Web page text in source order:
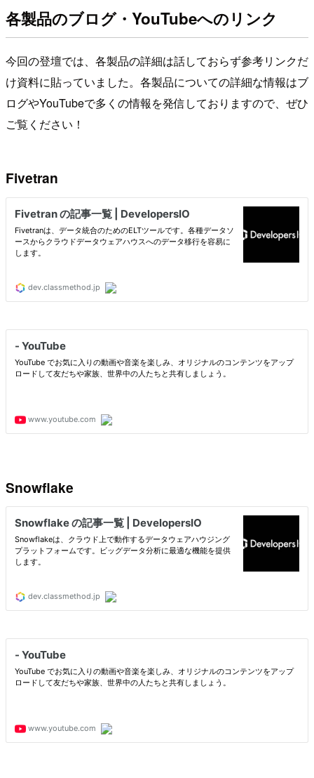
各製品のブログ・YouTubeへのリンク
今回の登壇では、各製品の詳細は話しておらず参考リンクだ
け資料に貼っていました。各製品についての詳細な情報はブ
ログやYouTubeで多くの情報を発信しておりますので、ぜひ
ご覧ください！
Fivetran
Snowflake